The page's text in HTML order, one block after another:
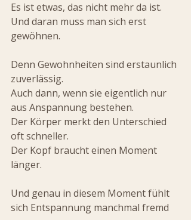
Es ist etwas, das nicht mehr da ist.
Und daran muss man sich erst
gewöhnen.
Denn Gewohnheiten sind erstaunlich
zuverlässig.
Auch dann, wenn sie eigentlich nur
aus Anspannung bestehen.
Der Körper merkt den Unterschied
oft schneller.
Der Kopf braucht einen Moment
länger.
Und genau in diesem Moment fühlt
sich Entspannung manchmal fremd